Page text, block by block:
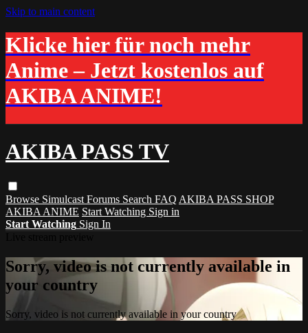
Skip to main content
Klicke hier für noch mehr
Anime – Jetzt kostenlos auf
AKIBA ANIME!
AKIBA PASS TV
Browse Simulcast Forums Search FAQ AKIBA PASS SHOP
AKIBA ANIME Start Watching Sign in
Start Watching Sign In
Sorry, video is not currently available in
your country
Sorry, video is not currently available in your country